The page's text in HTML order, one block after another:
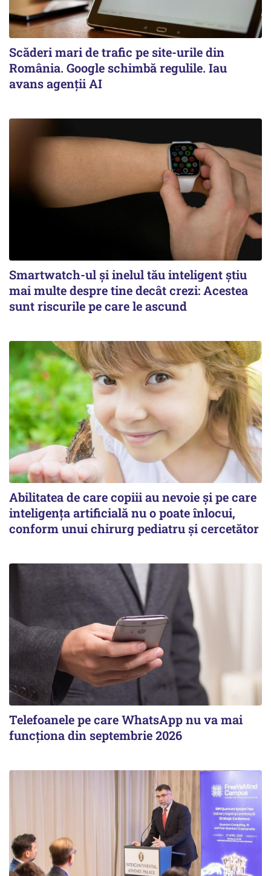
Scăderi mari de trafic pe site-urile din
România. Google schimbă regulile. Iau
avans agenții AI
Smartwatch-ul și inelul tău inteligent știu
mai multe despre tine decât crezi: Acestea
sunt riscurile pe care le ascund
Abilitatea de care copiii au nevoie și pe care
inteligența artificială nu o poate înlocui,
conform unui chirurg pediatru și cercetător
Telefoanele pe care WhatsApp nu va mai
funcționa din septembrie 2026